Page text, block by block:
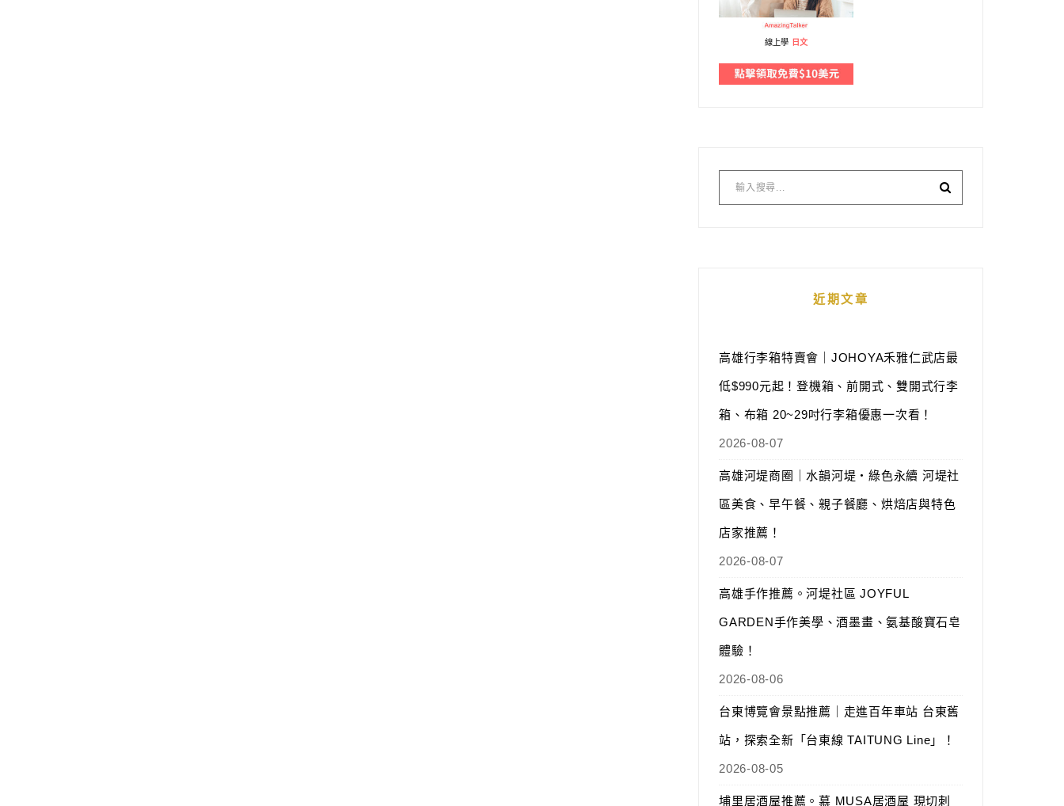
線上學 日文
近期文章
高雄行李箱特賣會｜JOHOYA禾雅仁武店最
低$990元起！登機箱、前開式、雙開式行李
箱、布箱 20~29吋行李箱優惠一次看！
2026-08-07
高雄河堤商圈｜水韻河堤‧綠色永續 河堤社
區美食、早午餐、親子餐廳、烘焙店與特色
店家推薦！
2026-08-07
高雄手作推薦。河堤社區 JOYFUL
GARDEN手作美學、酒墨畫、氨基酸寶石皂
體驗！
2026-08-06
台東博覽會景點推薦｜走進百年車站 台東舊
站，探索全新「台東線 TAITUNG Line」！
2026-08-05
埔里居酒屋推薦。慕 MUSA居酒屋 現切刺